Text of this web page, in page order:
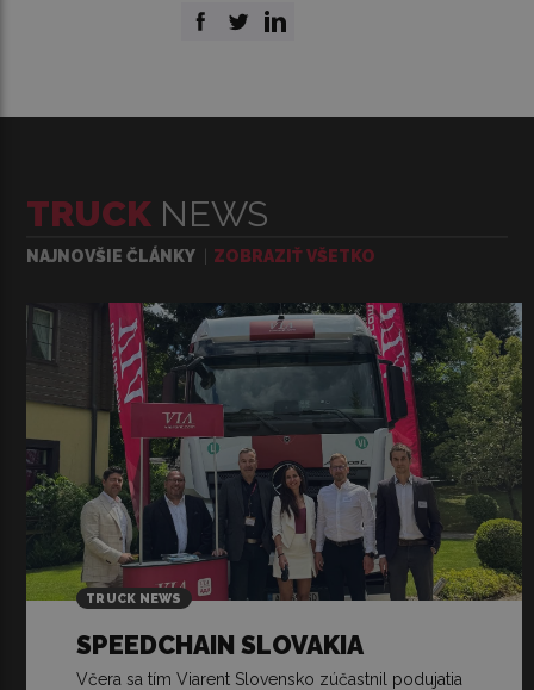
TRUCK NEWS
NAJNOVŠIE ČLÁNKY ZOBRAZIŤ VŠETKO
TRUCK NEWS
SPEEDCHAIN SLOVAKIA
Včera sa tím Viarent Slovensko zúčastnil podujatia